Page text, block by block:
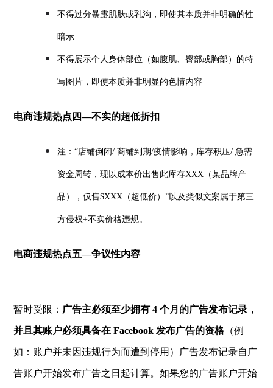
不得过分暴露肌肤或乳沟，即使其本质并非明确的性
暗示
不得展示个人身体部位（如腹肌、臀部或胸部）的特
写图片，即使本质并非明显的色情内容
电商违规热点四—不实的超低折扣
注：“店铺倒闭/ 商铺到期/疫情影响，库存积压/ 急需
资金周转，现以成本价出售此库存XXX（某品牌产
品），仅售$XXX（超低价）”以及类似文案属于第三
方侵权+不实价格违规。
电商违规热点五—争议性内容
暂时受限： 广告主必须至少拥有 4 个月的广告发布记录，
并且其账户必须具备在 Facebook 发布广告的资格（例
如：账户并未因违规行为而遭到停用）广告发布记录自广
告账户开始发布广告之日起计算。如果您的广告账户开始